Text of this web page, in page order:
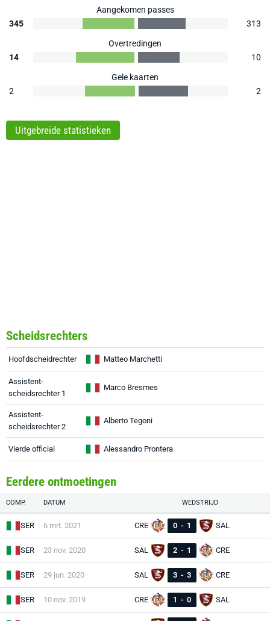
Aangekomen passes
345
313
Overtredingen
14
10
Gele kaarten
2
2
Uitgebreide statistieken
Scheidsrechters
Hoofdscheidrechter Matteo Marchetti
Assistent-
scheidsrechter 1
Marco Bresmes
Assistent-
scheidsrechter 2
Alberto Tegoni
Vierde official Alessandro Prontera
Eerdere ontmoetingen
COMP. DATUM WEDSTRIJD
SER 6 mrt. 2021 CRE 0 - 1 SAL
SER 23 nov. 2020 SAL 2 - 1 CRE
SER 29 jun. 2020 SAL 3 - 3 CRE
SER 10 nov. 2019 CRE 1 - 0 SAL